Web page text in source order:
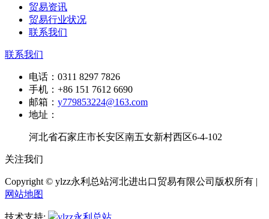
贸易资讯
贸易行业状况
联系我们
联系我们
电话： 0311 8297 7826
手机： +86 151 7612 6690
邮箱： y779853224@163.com
地址：
河北省石家庄市长安区南五女新村西区6-4-102
关注我们
Copyright © ylzz永利总站河北进出口贸易有限公司版权所有 |
网站地图
技术支持: ylzz永利总站